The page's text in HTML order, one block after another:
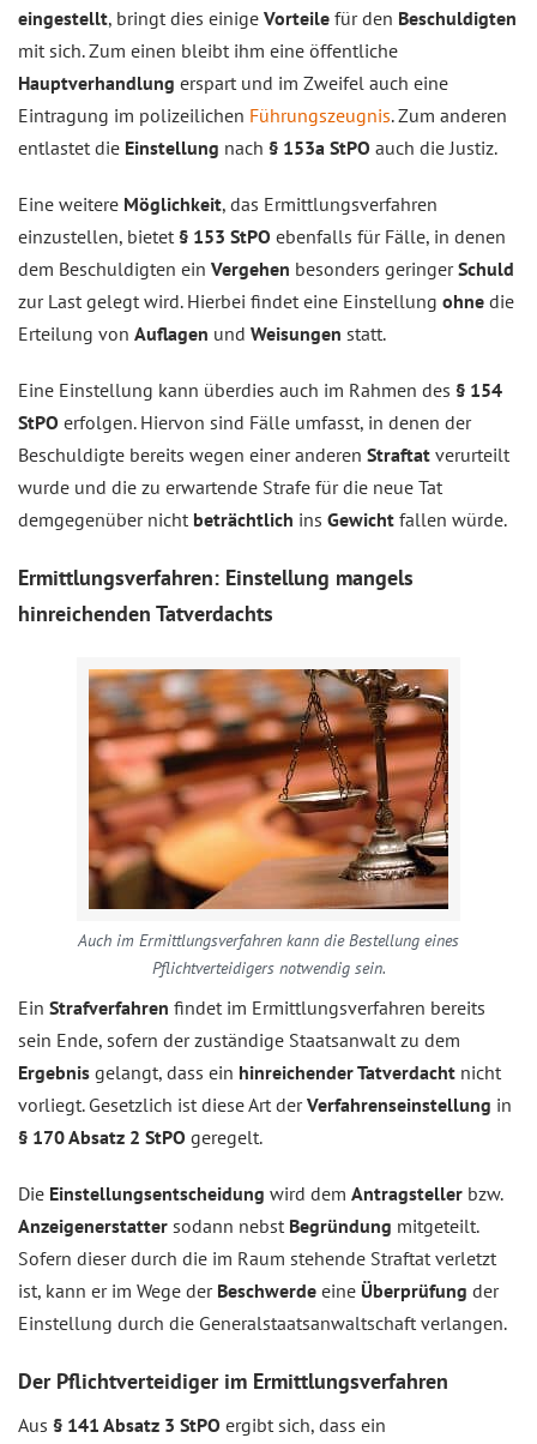
eingestellt, bringt dies einige Vorteile für den Beschuldigten
mit sich. Zum einen bleibt ihm eine öffentliche
Hauptverhandlung erspart und im Zweifel auch eine
Eintragung im polizeilichen Führungszeugnis. Zum anderen
entlastet die Einstellung nach § 153a StPO auch die Justiz.
Eine weitere Möglichkeit, das Ermittlungsverfahren
einzustellen, bietet § 153 StPO ebenfalls für Fälle, in denen
dem Beschuldigten ein Vergehen besonders geringerSchuld
zur Last gelegt wird. Hierbei findet eine Einstellung ohne die
Erteilung von Auflagen und Weisungen statt.
Eine Einstellung kann überdies auch im Rahmen des § 154
StPO erfolgen. Hiervon sind Fälle umfasst, in denen der
Beschuldigte bereits wegen einer anderen Straftat verurteilt
wurde und die zu erwartende Strafe für die neue Tat
demgegenüber nicht beträchtlich ins Gewicht fallen würde.
Ermittlungsverfahren: Einstellung mangels
hinreichenden Tatverdachts
Auch im Ermittlungsverfahren kann die Bestellung eines
Pflichtverteidigers notwendig sein.
Ein Strafverfahren findet im Ermittlungsverfahren bereits
sein Ende, sofern der zuständige Staatsanwalt zu dem
Ergebnis gelangt, dass ein hinreichenderTatverdacht nicht
vorliegt. Gesetzlich ist diese Art derVerfahrenseinstellung in
§ 170 Absatz 2 StPO geregelt.
Die Einstellungsentscheidung wird dem Antragsteller bzw.
Anzeigenerstatter sodann nebst Begründung mitgeteilt.
Sofern dieser durch die im Raum stehende Straftat verletzt
ist, kann er im Wege der Beschwerde eine Überprüfung der
Einstellung durch die Generalstaatsanwaltschaft verlangen.
Der Pflichtverteidiger im Ermittlungsverfahren
Aus § 141 Absatz 3 StPO ergibt sich, dass ein